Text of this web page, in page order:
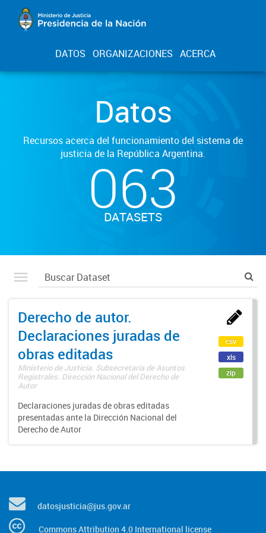
DATOS ORGANIZACIONES ACERCA
Datos
Recursos acerca del funcionamiento del sistema de
justicia de la República Argentina.
063
DATASETS
Derecho de autor.
Declaraciones juradas de
obras editadas
Ministerio de Justicia. Subsecretaría de Asuntos
Registrales. Dirección Nacional del Derecho de
Autor
Declaraciones juradas de obras editadas
presentadas ante la Dirección Nacional del
Derecho de Autor
csv
xls
zip
datosjusticia@jus.gov.ar
Commons Attribution 4.0 International license